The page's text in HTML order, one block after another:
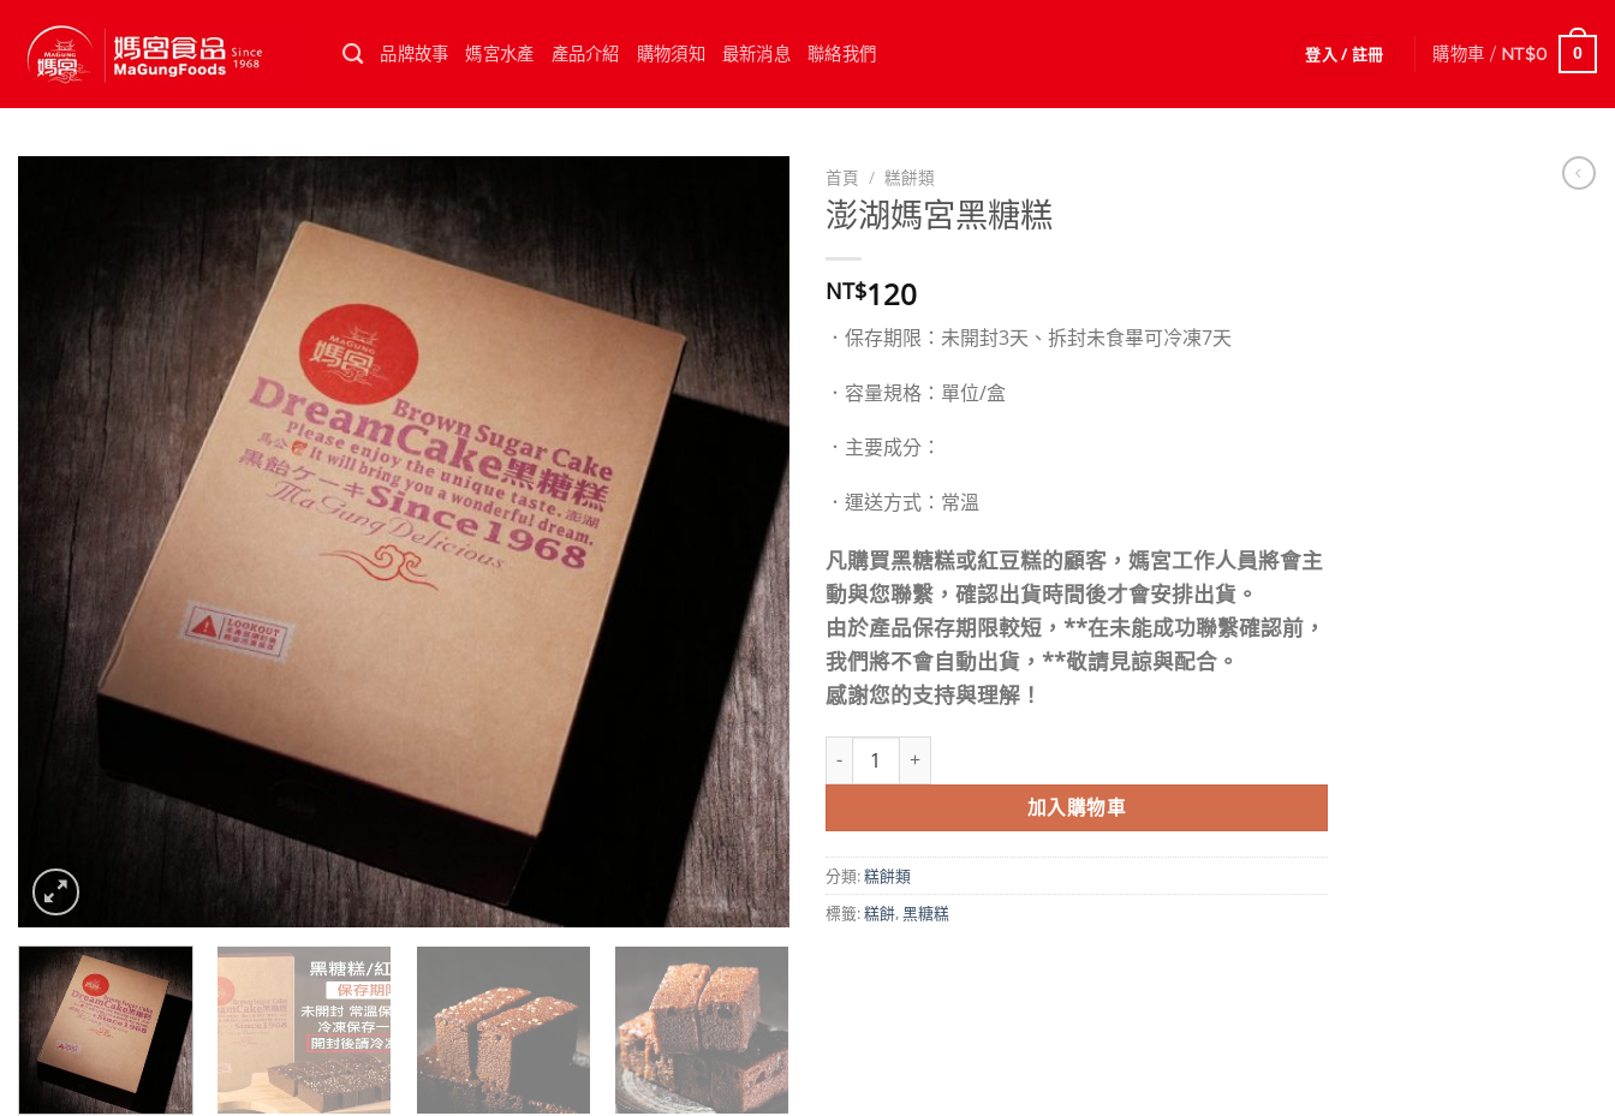
content
品牌故事 媽宮水產 產品介紹 購物須知 最新消息 聯絡我們 登入 / 註冊 購物車 / NT$0 0
首頁 / 糕餅類
澎湖媽宮黑糖糕
NT$120
．保存期限：未開封3天、拆封未食畢可冷凍7天
．容量規格：單位/盒
．主要成分：
．運送方式：常溫
凡購買黑糖糕或紅豆糕的顧客，媽宮工作人員將會主
動與您聯繫，確認出貨時間後才會安排出貨。
由於產品保存期限較短，**在未能成功聯繫確認前，
我們將不會自動出貨，**敬請見諒與配合。
感謝您的支持與理解！
澎湖媽宮黑糖糕 數量
加入購物車
分類:糕餅類
標籤:糕餅,黑糖糕